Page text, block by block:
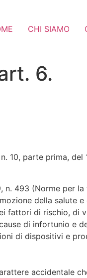
CHI SIAMO
6.
10, parte prima, del
493 (Norme per
della salute
fattori di rischio, di
di infortunio e
di dispositivi e
accidentale